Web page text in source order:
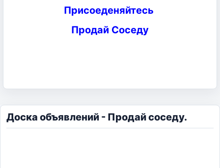
Присоеденяйтесь
Продай Соседу
Доска объявлений - Продай соседу.